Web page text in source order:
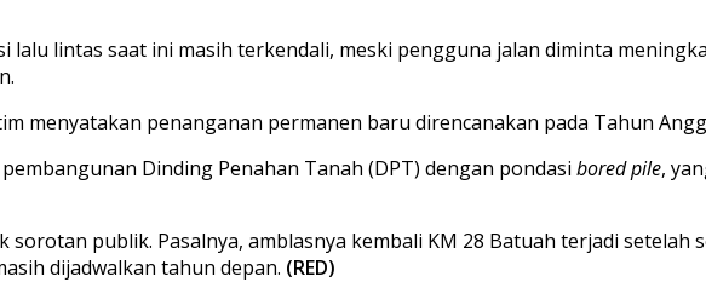
lalu lintas saat ini masih terkendali, meski pengguna jalan diminta
menyatakan penanganan permanen baru direncanakan pada Tahun
Dinding Penahan Tanah (DPT) dengan pondasi bored pile,
publik. Pasalnya, amblasnya kembali KM 28 Batuah terjadi
dijadwalkan tahun depan. (RED)